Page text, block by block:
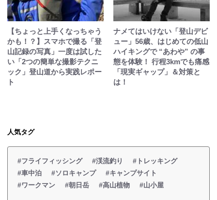
【ちょっと上手くなっちゃう
かも！？】スマホで撮る「登
山記録の写真」一度は試した
い「2つの簡単な撮影テクニ
ック」登山道から実践レポー
ト
ナメてはいけない「登山デビ
ュー」56歳、はじめての低山
ハイキングで “あわや” の事
態を体験！ 行程3kmでも痛感
「現実ギャップ」＆対策と
は！
人気タグ
#フライフィッシング #渓流釣り
#トレッキング
#車中泊
#ソロキャンプ
#キャンプサイト
#ワークマン
#朝日岳 #高山植物 #山小屋